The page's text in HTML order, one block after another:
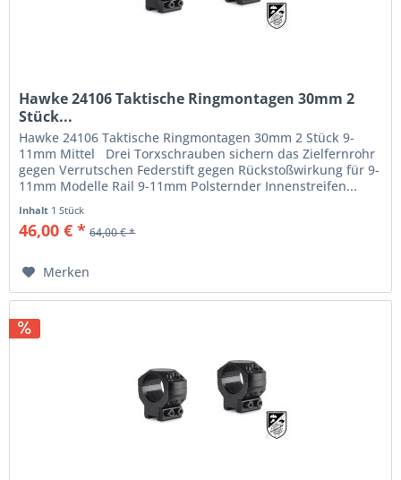
Hawke 24106 Taktische Ringmontagen 30mm 2
Stück...
Hawke 24106 Taktische Ringmontagen 30mm 2 Stück 9-
11mm Mittel Drei Torxschrauben sichern das Zielfernrohr
gegen Verrutschen Federstift gegen Rückstoßwirkung für 9-
11mm Modelle Rail 9-11mm Polsternder Innenstreifen...
Inhalt 1 Stück
46,00 € * 64,00 € *
Merken